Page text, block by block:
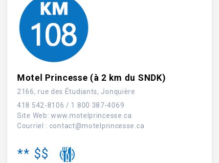
Motel Princesse (à 2 km du SNDK)
2166, rue des Étudiants, Jonquière
418 542-8106 / 1 800 387-4069
Site Web: www.motelprincesse.ca
Courriel : contact@motelprincesse.ca
** $$